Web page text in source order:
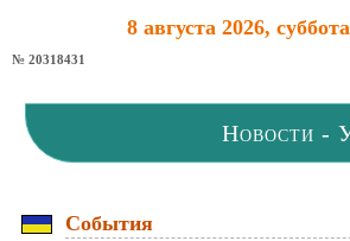
8 августа 2026,
№ 20318431
Новости -
События